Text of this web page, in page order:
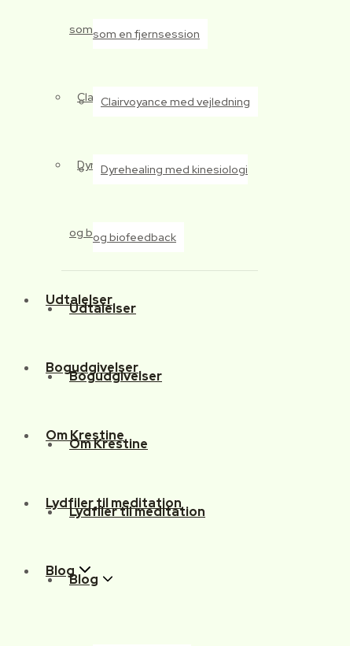
som en fjernsession
Clairvoyance med vejledning
Dyrehealing med kinesiologi
og biofeedback
Udtalelser
Bogudgivelser
Om Krestine
Lydfiler til meditation
Blog
som en fjernsession
Clairvoyance med vejledning
Dyrehealing med kinesiologi
og biofeedback
Udtalelser
Bogudgivelser
Om Krestine
Lydfiler til meditation
Blog